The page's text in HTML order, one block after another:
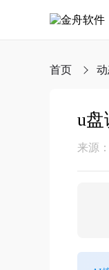
首页
u盘
来源：